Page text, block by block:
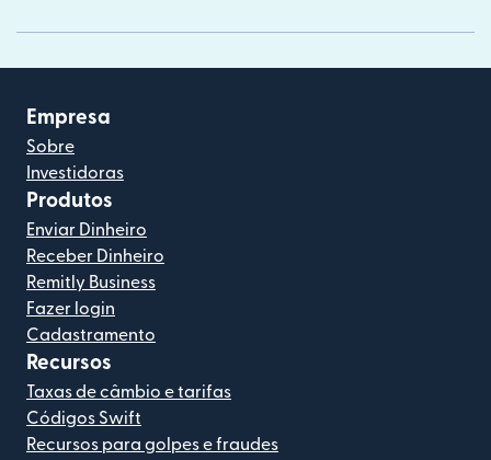
Empresa
Sobre
Investidoras
Produtos
Enviar Dinheiro
Receber Dinheiro
Remitly Business
Fazer login
Cadastramento
Recursos
Taxas de câmbio e tarifas
Códigos Swift
Recursos para golpes e fraudes